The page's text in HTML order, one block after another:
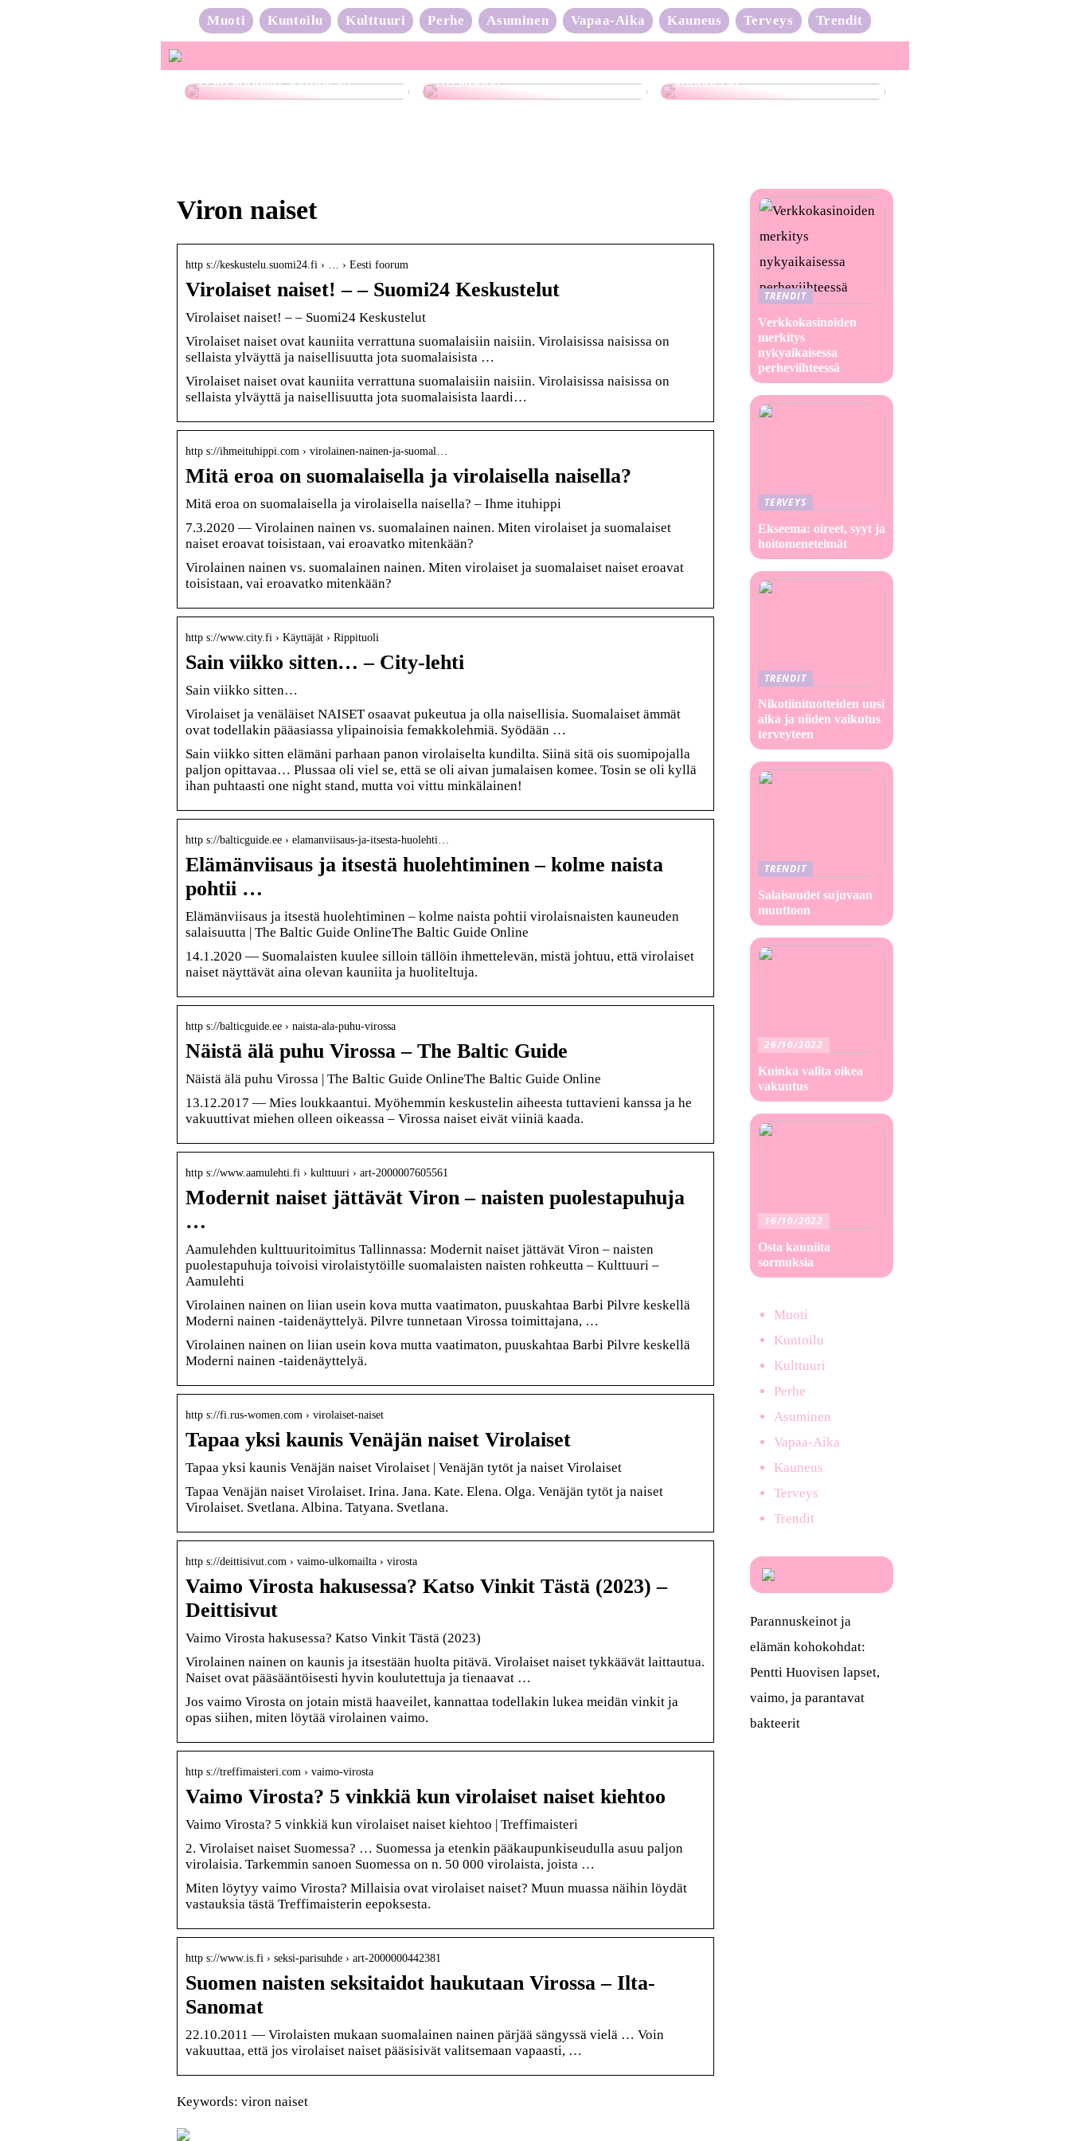
Muoti Kuntoilu Kulttuuri Perhe Asuminen Vapaa-Aika Kauneus Terveys Trendit
Osta kauniita sormuksia Raskaana?
Neulonta-aalto on täydessä
vauhdissa
Viron naiset
http s://keskustelu.suomi24.fi › … › Eesti foorum
Virolaiset naiset! – – Suomi24 Keskustelut
Virolaiset naiset! – – Suomi24 Keskustelut
Virolaiset naiset ovat kauniita verrattuna suomalaisiin naisiin. Virolaisissa naisissa on
sellaista ylväyttä ja naisellisuutta jota suomalaisista …
Virolaiset naiset ovat kauniita verrattuna suomalaisiin naisiin. Virolaisissa naisissa on
sellaista ylväyttä ja naisellisuutta jota suomalaisista laardi…
http s://ihmeituhippi.com › virolainen-nainen-ja-suomal…
Mitä eroa on suomalaisella ja virolaisella naisella?
Mitä eroa on suomalaisella ja virolaisella naisella? – Ihme ituhippi
7.3.2020 — Virolainen nainen vs. suomalainen nainen. Miten virolaiset ja suomalaiset
naiset eroavat toisistaan, vai eroavatko mitenkään?
Virolainen nainen vs. suomalainen nainen. Miten virolaiset ja suomalaiset naiset eroavat
toisistaan, vai eroavatko mitenkään?
http s://www.city.fi › Käyttäjät › Rippituoli
Sain viikko sitten… – City-lehti
Sain viikko sitten…
Virolaiset ja venäläiset NAISET osaavat pukeutua ja olla naisellisia. Suomalaiset ämmät
ovat todellakin pääasiassa ylipainoisia femakkolehmiä. Syödään …
Sain viikko sitten elämäni parhaan panon virolaiselta kundilta. Siinä sitä ois suomipojalla
paljon opittavaa… Plussaa oli viel se, että se oli aivan jumalaisen komee. Tosin se oli kyllä
ihan puhtaasti one night stand, mutta voi vittu minkälainen!
http s://balticguide.ee › elamanviisaus-ja-itsesta-huolehti…
Elämänviisaus ja itsestä huolehtiminen – kolme naista
pohtii …
Elämänviisaus ja itsestä huolehtiminen – kolme naista pohtii virolaisnaisten kauneuden
salaisuutta | The Baltic Guide OnlineThe Baltic Guide Online
14.1.2020 — Suomalaisten kuulee silloin tällöin ihmettelevän, mistä johtuu, että virolaiset
naiset näyttävät aina olevan kauniita ja huoliteltuja.
http s://balticguide.ee › naista-ala-puhu-virossa
Näistä älä puhu Virossa – The Baltic Guide
Näistä älä puhu Virossa | The Baltic Guide OnlineThe Baltic Guide Online
13.12.2017 — Mies loukkaantui. Myöhemmin keskustelin aiheesta tuttavieni kanssa ja he
vakuuttivat miehen olleen oikeassa – Virossa naiset eivät viiniä kaada.
http s://www.aamulehti.fi › kulttuuri › art-2000007605561
Modernit naiset jättävät Viron – naisten puolestapuhuja
…
Aamulehden kulttuuritoimitus Tallinnassa: Modernit naiset jättävät Viron – naisten
puolestapuhuja toivoisi virolaistytöille suomalaisten naisten rohkeutta – Kulttuuri –
Aamulehti
Virolainen nainen on liian usein kova mutta vaatimaton, puuskahtaa Barbi Pilvre keskellä
Moderni nainen -taidenäyttelyä. Pilvre tunnetaan Virossa toimittajana, …
Virolainen nainen on liian usein kova mutta vaatimaton, puuskahtaa Barbi Pilvre keskellä
Moderni nainen -taidenäyttelyä.
http s://fi.rus-women.com › virolaiset-naiset
Tapaa yksi kaunis Venäjän naiset Virolaiset
Tapaa yksi kaunis Venäjän naiset Virolaiset | Venäjän tytöt ja naiset Virolaiset
Tapaa Venäjän naiset Virolaiset. Irina. Jana. Kate. Elena. Olga. Venäjän tytöt ja naiset
Virolaiset. Svetlana. Albina. Tatyana. Svetlana.
http s://deittisivut.com › vaimo-ulkomailta › virosta
Vaimo Virosta hakusessa? Katso Vinkit Tästä (2023) –
Deittisivut
Vaimo Virosta hakusessa? Katso Vinkit Tästä (2023)
Virolainen nainen on kaunis ja itsestään huolta pitävä. Virolaiset naiset tykkäävät laittautua.
Naiset ovat pääsääntöisesti hyvin koulutettuja ja tienaavat …
Jos vaimo Virosta on jotain mistä haaveilet, kannattaa todellakin lukea meidän vinkit ja
opas siihen, miten löytää virolainen vaimo.
http s://treffimaisteri.com › vaimo-virosta
Vaimo Virosta? 5 vinkkiä kun virolaiset naiset kiehtoo
Vaimo Virosta? 5 vinkkiä kun virolaiset naiset kiehtoo | Treffimaisteri
2. Virolaiset naiset Suomessa? … Suomessa ja etenkin pääkaupunkiseudulla asuu paljon
virolaisia. Tarkemmin sanoen Suomessa on n. 50 000 virolaista, joista …
Miten löytyy vaimo Virosta? Millaisia ovat virolaiset naiset? Muun muassa näihin löydät
vastauksia tästä Treffimaisterin eepoksesta.
http s://www.is.fi › seksi-parisuhde › art-2000000442381
Suomen naisten seksitaidot haukutaan Virossa – Ilta-
Sanomat
22.10.2011 — Virolaisten mukaan suomalainen nainen pärjää sängyssä vielä … Voin
vakuuttaa, että jos virolaiset naiset pääsisivät valitsemaan vapaasti, …
Keywords: viron naiset
TRENDIT
Verkkokasinoiden
merkitys
nykyaikaisessa
perheviihteessä
TERVEYS
Ekseema: oireet, syyt ja
hoitomenetelmät
TRENDIT
Nikotiinituotteiden uusi
aika ja niiden vaikutus
terveyteen
TRENDIT
Salaisuudet sujuvaan
muuttoon
26/10/2022
Kuinka valita oikea
vakuutus
16/10/2022
Osta kauniita
sormuksia
Muoti
Kuntoilu
Kulttuuri
Perhe
Asuminen
Vapaa-Aika
Kauneus
Terveys
Trendit
Parannuskeinot ja
elämän kohokohdat:
Pentti Huovisen lapset,
vaimo, ja parantavat
bakteerit